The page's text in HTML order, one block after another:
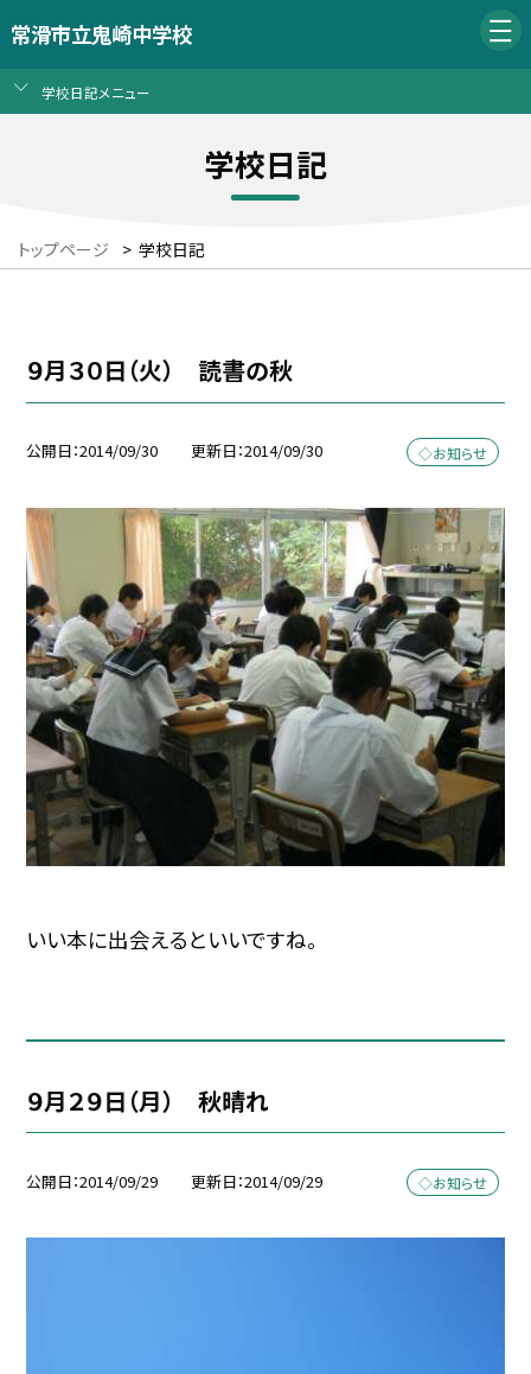
常滑市立鬼崎中学校
学校日記メニュー
学校日記
トップページ > 学校日記
９月３０日（火） 読書の秋
公開日 2014/09/30 更新日 2014/09/30 ◇お知らせ
いい本に出会えるといいですね。
９月２９日（月） 秋晴れ
公開日 2014/09/29 更新日 2014/09/29 ◇お知らせ